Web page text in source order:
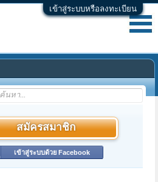
เข้าสู่ระบบหรือลงทะเบียน
สมัครสมาชิก
เข้าสู่ระบบด้วย Facebook